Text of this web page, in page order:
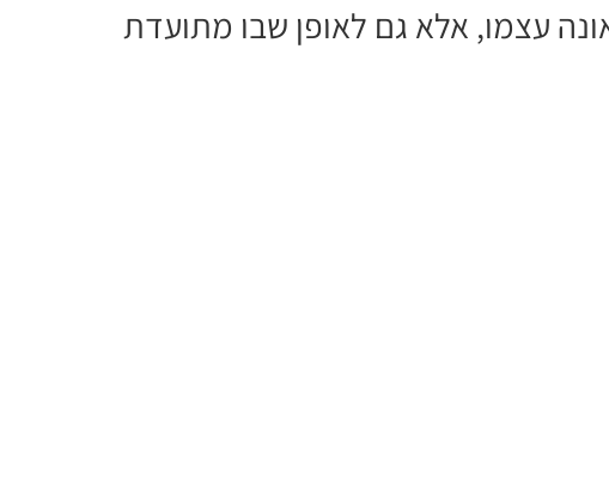
עצמו, אלא גם לאופן שבו מתועדת